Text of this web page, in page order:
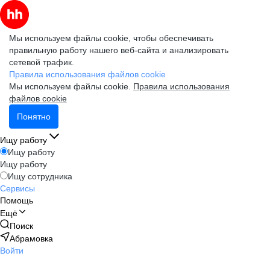
Мы используем файлы cookie, чтобы обеспечивать
правильную работу нашего веб-сайта и анализировать
сетевой трафик.
Правила использования файлов cookie
Мы используем файлы cookie. Правила использования
файлов cookie
Понятно
Ищу работу
Ищу работу
Ищу работу
Ищу сотрудника
Сервисы
Помощь
Ещё
Поиск
Абрамовка
Войти